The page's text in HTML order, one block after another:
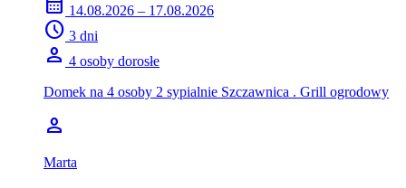
14.08.2026 – 17.08.2026
schedule 3 dni
person 4 osoby dorosłe
Domek na 4 osoby 2 sypialnie Szczawnica . Grill ogrodowy
person
Marta